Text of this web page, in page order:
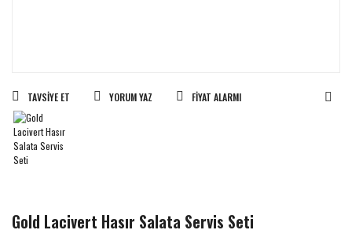
TAVSIYE ET YORUM YAZ FIYAT ALARMI
Gold Lacivert Hasır Salata Servis Seti